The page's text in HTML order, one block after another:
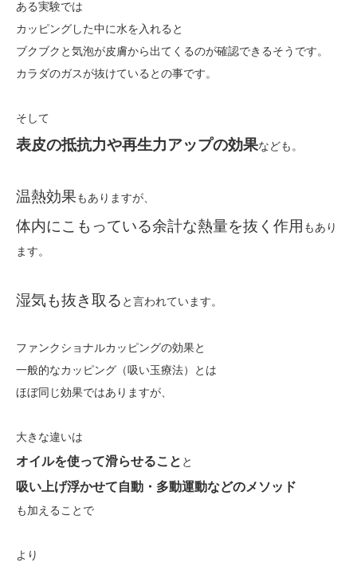
ある実験では
カッピングした中に水を入れると
ブクブクと気泡が皮膚から出てくるのが確認できるそうです。
カラダのガスが抜けているとの事です。
そして
表皮の抵抗力や再生力アップの効果なども。
温熱効果もありますが、
体内にこもっている余計な熱量を抜く作用 もあり
ます。
湿気も抜き取る と言われています。
ファンクショナルカッピングの効果と
一般的なカッピング（吸い玉療法）とは
ほぼ同じ効果ではありますが、
大きな違いは
オイルを使って滑らせること と
吸い上げ浮かせて自動・多動運動などのメソッド
も加えることで
より